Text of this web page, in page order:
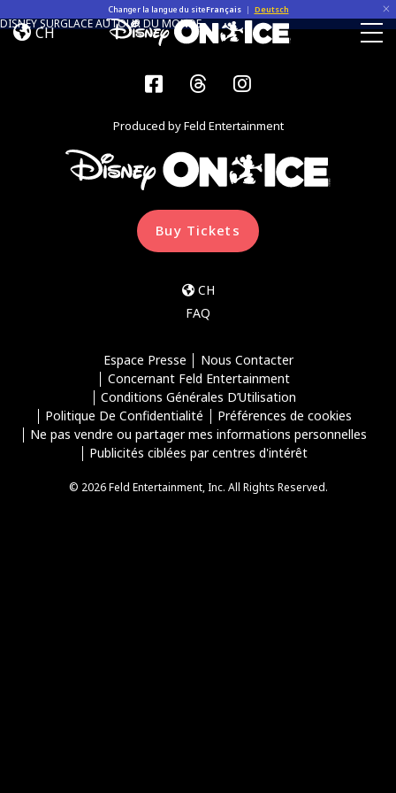
Changer la langue du siteFrançais | Deutsch
CH
DISNEY SURGLACE AUTOUR DU MONDE
Facebook
ThreadsInstagram
Produced by Feld Entertainment
Buy Tickets
CH
FAQ
Espace Presse
Nous Contacter
Concernant Feld Entertainment
Conditions Générales D’Utilisation
Politique De Confidentialité
Préférences de cookies
Ne pas vendre ou partager mes informations personnelles
Publicités ciblées par centres d'intérêt
© 2026 Feld Entertainment, Inc. All Rights Reserved.